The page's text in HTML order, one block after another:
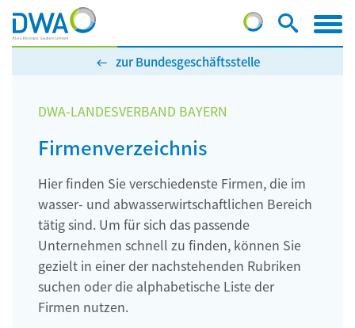
zur Bundesgeschäftsstelle
DWA-LANDESVERBAND BAYERN
Firmenverzeichnis
Hier finden Sie verschiedenste Firmen, die im
wasser- und abwasserwirtschaftlichen Bereich
tätig sind. Um für sich das passende
Unternehmen schnell zu finden, können Sie
gezielt in einer der nachstehenden Rubriken
suchen oder die alphabetische Liste der
Firmen nutzen.